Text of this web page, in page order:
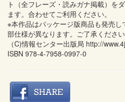
ト（全フレーズ・読みガナ掲載）を
ます。合わせてご利用ください。
※本作品はパッケージ版商品も発売
部仕様が異なります。ご了承ください
（C)情報センター出版局 http://
ISBN 978-4-7958-0997-0